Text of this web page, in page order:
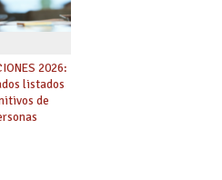
2026:
listados
de